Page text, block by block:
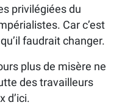
privilégiées du
Car c’est
faudrait changer.
plus de misère ne
des travailleurs
d’ici.